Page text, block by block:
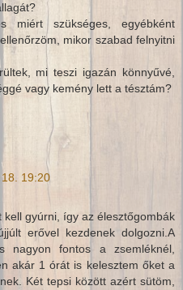
szükséges, egyébként
mikor szabad felnyitni
mi teszi igazán könnyűvé,
vagy kemény lett a tésztám?
19:20
gyúrni, így az élesztőgombák
erővel kezdenek dolgozni.A
nagyon fontos a zsemléknél,
akár 1 órát is kelesztem őket a
Két tepsi között azért sütöm,